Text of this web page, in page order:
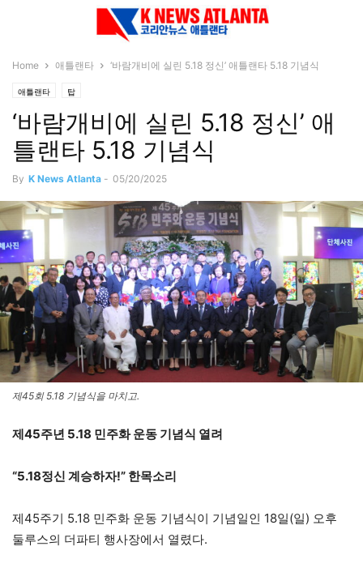
Home 애틀랜타 ‘바람개비에 실린 5.18 정신’ 애틀랜타 5.18 기념식
애틀랜타 탑
‘바람개비에 실린 5.18 정신’ 애
틀랜타 5.18 기념식
By K News Atlanta - 05/20/2025
제45회 5.18 기념식을 마치고.
제45주년 5.18 민주화 운동 기념식 열려
“5.18정신 계승하자!” 한목소리
제45주기 5.18 민주화 운동 기념식이 기념일인 18일(일) 오후
둘루스의 더파티 행사장에서 열렸다.